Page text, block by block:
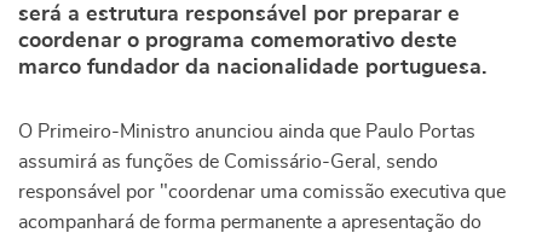
será a estrutura responsável por preparar e
coordenar o programa comemorativo deste
marco fundador da nacionalidade portuguesa.
O Primeiro-Ministro anunciou ainda que Paulo Portas
assumirá as funções de Comissário-Geral, sendo
responsável por "coordenar uma comissão executiva que
acompanhará de forma permanente a apresentação do